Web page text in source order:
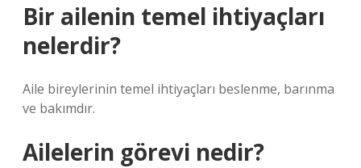
Bir ailenin temel ihtiyaçları
nelerdir?
Aile bireylerinin temel ihtiyaçları beslenme, barınma
ve bakımdır.
Ailelerin görevi nedir?